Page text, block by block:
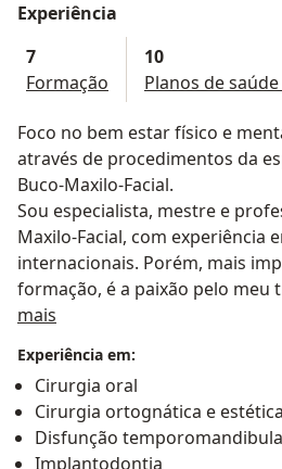
Experiência
7
Formação
10
Planos de
Foco no bem estar físico e
através de procedimentos da
Buco-Maxilo-Facial.
Sou especialista, mestre e
Maxilo-Facial, com experiência
internacionais. Porém, mais
formação, é a paixão pelo meu
proporcionar a melhora da
sobretudo da qualidade de
Paixão em transformar sorrisos,
mais
Experiência em:
Cirurgia oral
Cirurgia ortognática e estética
Disfunção
Implantodontia